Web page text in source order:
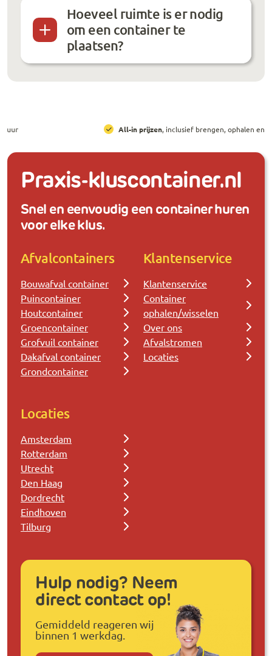
Hoeveel ruimte is er nodig
om een container te
plaatsen?
All-in prijzen, inclusief brengen, ophalen en huur
Praxis-kluscontainer.nl
Snel en eenvoudig een container huren
voor elke klus.
Afvalcontainers
Bouwafval container
Puincontainer
Houtcontainer
Groencontainer
Grofvuil container
Dakafval container
Grondcontainer
Klantenservice
Klantenservice
Container
ophalen/wisselen
Over ons
Afvalstromen
Locaties
Locaties
Amsterdam
Rotterdam
Utrecht
Den Haag
Dordrecht
Eindhoven
Tilburg
Hulp nodig? Neem
direct contact op!
Gemiddeld reageren wij
binnen 1 werkdag.